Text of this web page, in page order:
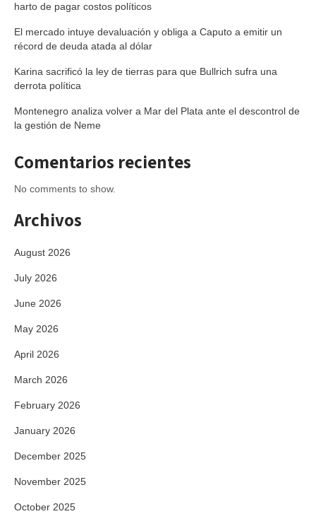
harto de pagar costos políticos
El mercado intuye devaluación y obliga a Caputo a emitir un
récord de deuda atada al dólar
Karina sacrificó la ley de tierras para que Bullrich sufra una
derrota política
Montenegro analiza volver a Mar del Plata ante el descontrol de
la gestión de Neme
Comentarios recientes
No comments to show.
Archivos
August 2026
July 2026
June 2026
May 2026
April 2026
March 2026
February 2026
January 2026
December 2025
November 2025
October 2025